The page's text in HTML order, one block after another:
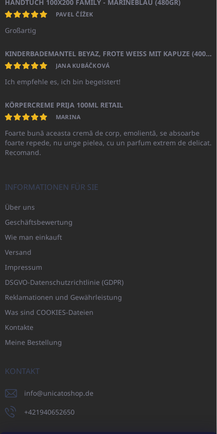
HANDTUCH 100X200 FAMILY - MARINEBLAU (480GR)
PAVEL ČÍŽEK
Großartig
KINDERBADEMANTEL BEYAZ, FROTE WEISS MIT KAPUZE (400GR)
JANA KUBÁČKOVÁ
Ich empfehle es, ich bin begeistert!
KÖRPERCREME PRIJA 100ML RETAIL
MARINA
Foarte bună aceasta cremă de corp, emolientă, se absoarbe
foarte repede, nu unge pielea, cu un parfum extrem de delicat.
Recomand.
INFORMATIONEN FÜR SIE
Über uns
Geschäftsbewertung
Wie man einkauft
Versand
Impressum
DSGVO-Datenschutzrichtlinie (GDPR)
Reklamationen und Gewährleistung
Was sind COOKIES-Dateien
Kontakte
Meine Bestellung
KONTAKT
info@unicatoshop.de
+421940652650